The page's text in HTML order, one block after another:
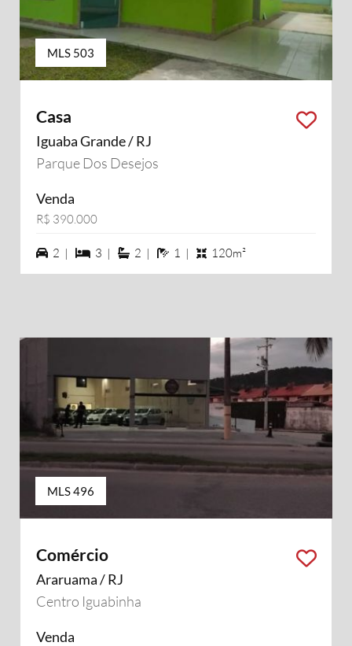
MLS 503
Casa
Iguaba Grande / RJ
Parque Dos Desejos
Venda
R$ 390.000
2 vagas na garagem
2 | 3 dormiórios
3 | 2 suítes
2 | 1 banheiros
1 | 120m²
MLS 496
Comércio
Araruama / RJ
Centro Iguabinha
Venda